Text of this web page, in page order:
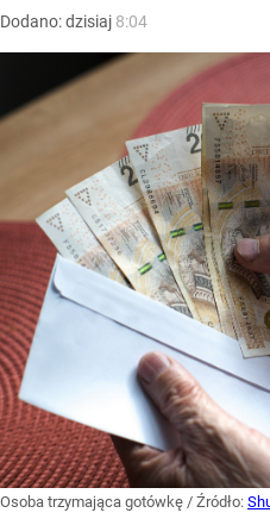
Dodano:dzisiaj 8:04
Osoba trzymająca gotówkę / Źródło: